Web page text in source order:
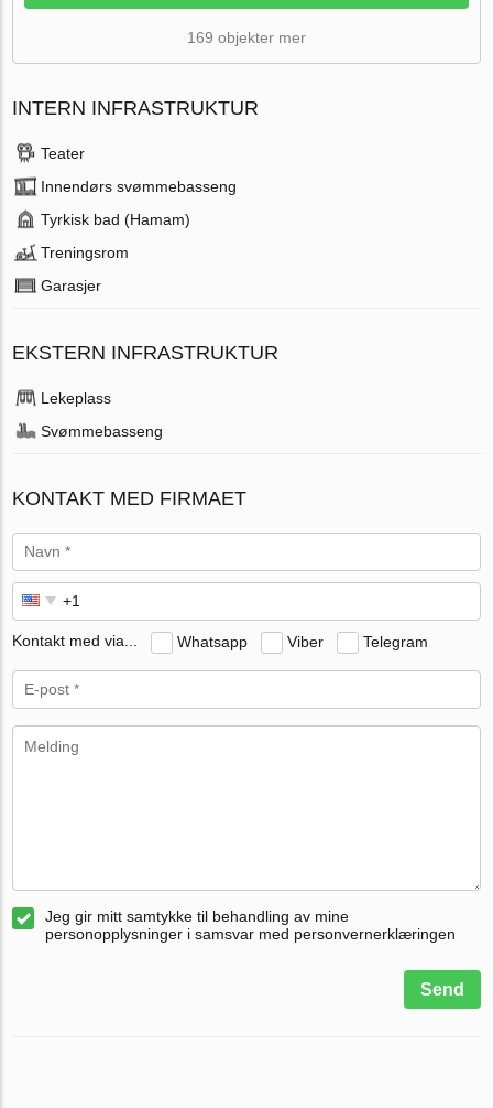
169 objekter mer
INTERN INFRASTRUKTUR
Teater
Innendørs svømmebasseng
Tyrkisk bad (Hamam)
Treningsrom
Garasjer
EKSTERN INFRASTRUKTUR
Lekeplass
Svømmebasseng
KONTAKT MED FIRMAET
Kontakt med via... Whatsapp Viber Telegram
Jeg gir mitt samtykke til behandling av mine
personopplysninger i samsvar med personvernerklæringen
Send